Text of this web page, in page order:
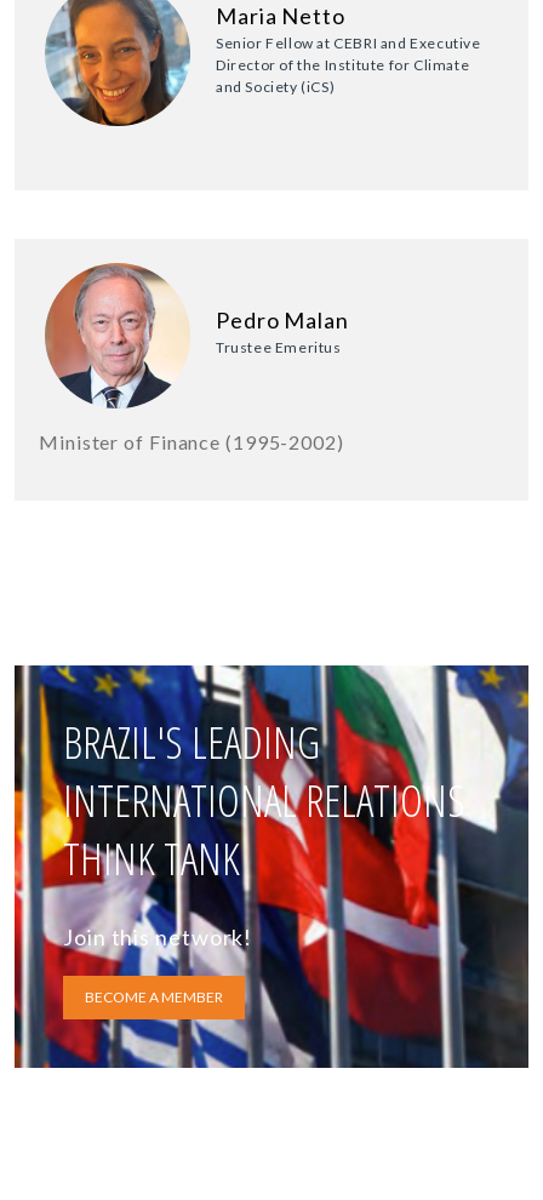
Maria Netto
Senior Fellow at CEBRI and Executive
Director of the Institute for Climate
and Society (iCS)
Pedro Malan
Trustee Emeritus
Minister of Finance (1995-2002)
BRAZIL'S LEADING
INTERNATIONAL RELATIONS
THINK TANK
Join this network!
BECOME A MEMBER